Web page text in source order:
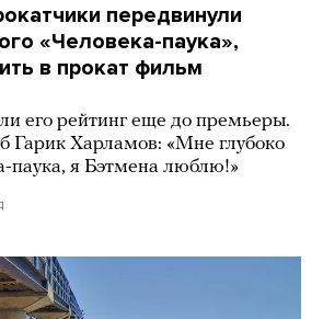
передвинули
«Человека-паука»,
в прокат фильм
его рейтинг еще до премьеры.
Гарик Харламов: «Мне глубоко
паука, я Бэтмена люблю!»